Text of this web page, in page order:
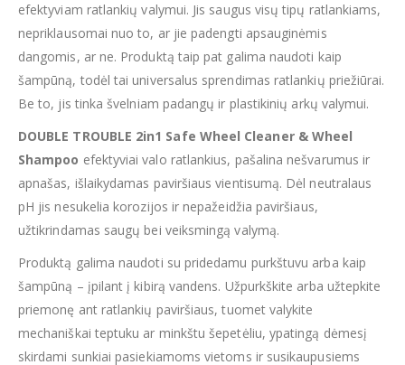
efektyviam ratlankių valymui. Jis saugus visų tipų ratlankiams,
nepriklausomai nuo to, ar jie padengti apsauginėmis
dangomis, ar ne. Produktą taip pat galima naudoti kaip
šampūną, todėl tai universalus sprendimas ratlankių priežiūrai.
Be to, jis tinka švelniam padangų ir plastikinių arkų valymui.
DOUBLE TROUBLE 2in1 Safe Wheel Cleaner & Wheel
Shampoo efektyviai valo ratlankius, pašalina nešvarumus ir
apnašas, išlaikydamas paviršiaus vientisumą. Dėl neutralaus
pH jis nesukelia korozijos ir nepažeidžia paviršiaus,
užtikrindamas saugų bei veiksmingą valymą.
Produktą galima naudoti su pridedamu purkštuvu arba kaip
šampūną – įpilant į kibirą vandens. Užpurkškite arba užtepkite
priemonę ant ratlankių paviršiaus, tuomet valykite
mechaniškai teptuku ar minkštu šepetėliu, ypatingą dėmesį
skirdami sunkiai pasiekiamoms vietoms ir susikaupusiems